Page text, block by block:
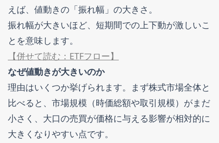
えば、値動きの「振れ幅」の大きさ。
振れ幅が大きいほど、短期間での上下動が激しいこ
とを意味します。
【併せて読む：ETFフロー】
なぜ値動きが大きいのか
理由はいくつか挙げられます。まず株式市場全体と
比べると、市場規模（時価総額や取引規模）がまだ
小さく、大口の売買が価格に与える影響が相対的に
大きくなりやすい点です。